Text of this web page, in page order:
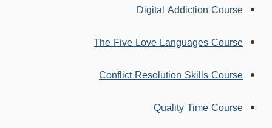
Digital Addiction Course
The Five Love Languages Course
Conflict Resolution Skills Course
Quality Time Course